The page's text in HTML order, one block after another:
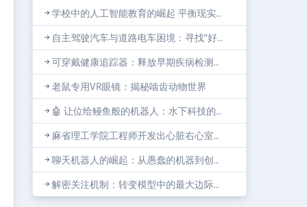
学校中的人工智能教育的崛起 平衡现实...
自主驾驶汽车与道路电车困境：寻找“好...
可穿戴健康追踪器：释放早期疾病检测...
老鼠专用VR眼镜：揭秘啮齿动物世界
🤖 让位给鳗鱼般的机器人：水下科技的...
麻省理工学院工程师开发出心脏右心室...
聊天机器人的崛起：从愚蠢的机器到创...
解密关注机制：转变模型中的最大边际...